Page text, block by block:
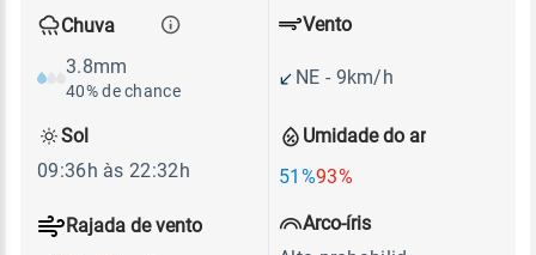
Chuva
3.8mm
40% de chance
Umidade do ar
51%93%
Vento
NE - 9km/h
Rajada de vento
Sol
09:36h às 22:32h
Arco-íris